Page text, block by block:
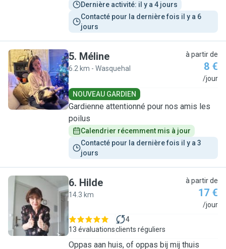
Dernière activité: il y a 4 jours
Contacté pour la dernière fois il y a 6
jours
M
5. Méline
6.2 km - Wasquehal
à partir de
8 €
/jour
NOUVEAU GARDIEN
Gardienne attentionné pour nos amis les
poilus
Calendrier récemment mis à jour
Contacté pour la dernière fois il y a 3
jours
H
6. Hilde
14.3 km
à partir de
17 €
/jour
13 évaluations
4
clients réguliers
Oppas aan huis, of oppas bij mij thuis